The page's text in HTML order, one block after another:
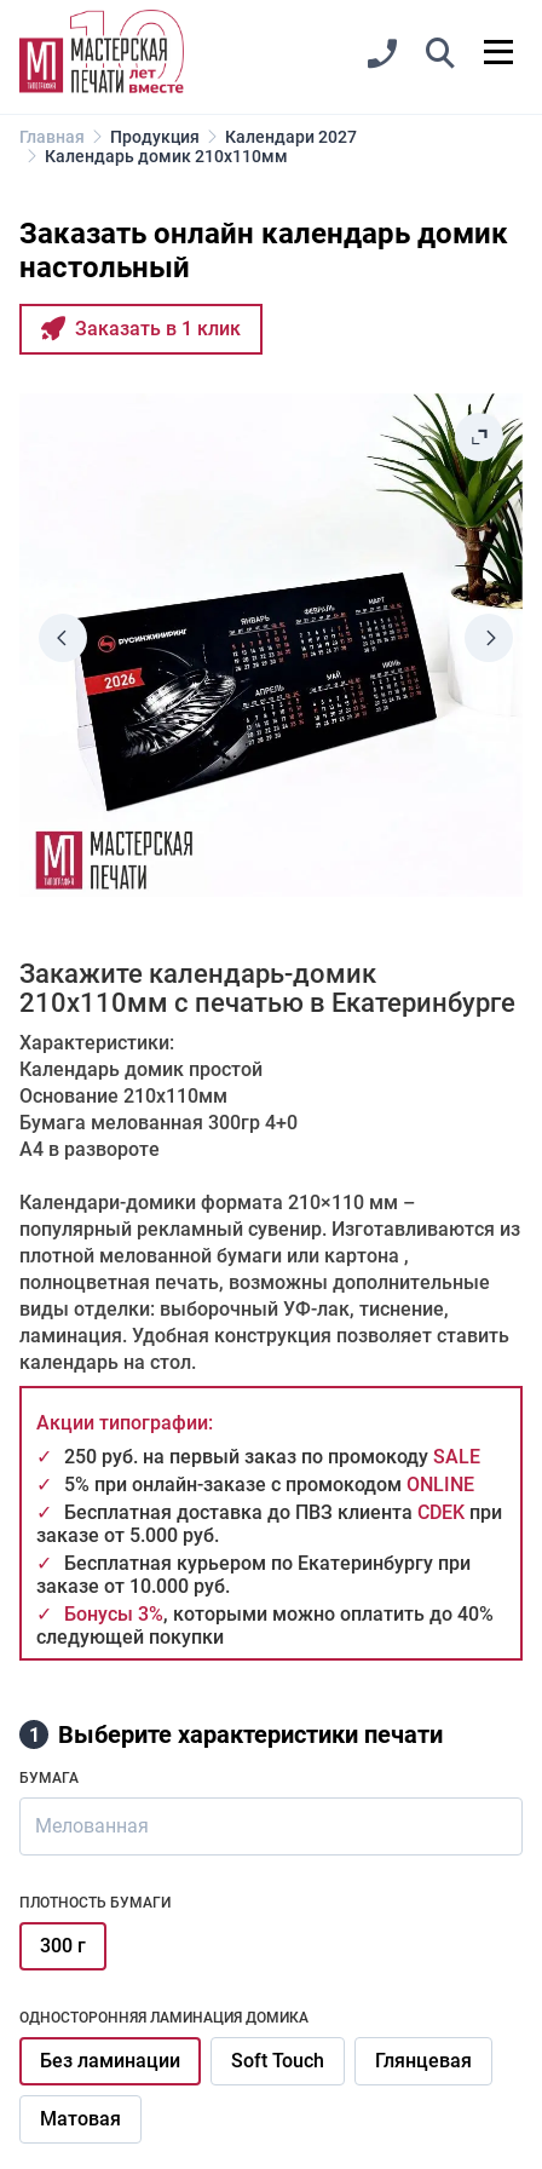
Главная Продукция
Календари 2027
Календарь домик 210х110мм
Заказать онлайн календарь домик
настольный
Заказать в 1 клик
Закажите календарь-домик
210х110мм с печатью в Екатеринбурге
Характеристики:
Календарь домик простой
Основание 210х110мм
Бумага мелованная 300гр 4+0
А4 в развороте
Календари-домики формата 210×110 мм –
популярный рекламный сувенир. Изготавливаются из
плотной мелованной бумаги или картона ,
полноцветная печать, возможны дополнительные
виды отделки: выборочный УФ-лак, тиснение,
ламинация. Удобная конструкция позволяет ставить
календарь на стол.
Акции типографии:
✓
250 руб. на первый заказ по промокоду SALE
✓
5% при онлайн-заказе с промокодом ONLINE
✓
Бесплатная доставка до ПВЗ клиента CDEK при
заказе от 5.000 руб.
✓
Бесплатная курьером по Екатеринбургу при
заказе от 10.000 руб.
✓
Бонусы 3%, которыми можно оплатить до 40%
следующей покупки
1 Выберите характеристики печати
БУМАГА
Мелованная
ПЛОТНОСТЬ БУМАГИ
300 г
ОДНОСТОРОННЯЯ ЛАМИНАЦИЯ ДОМИКА
Без ламинации Soft Touch Глянцевая
Матовая